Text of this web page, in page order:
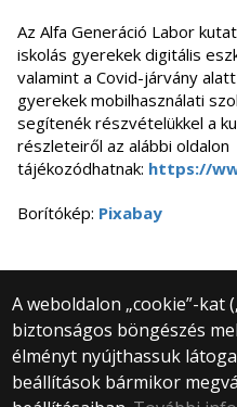
Az Alfa Generáció Labor
iskolás gyerekek digitális
valamint a Covid-járvány
gyerekek mobilhasználati
segítenék részvételükkel a
részleteiről az alábbi oldalon
tájékozódhatnak: https://
Borítókép: Pixabay
A weboldalon „cookie”-kat
biztonságos böngészés
élményt nyújthassuk
beállítások bármikor
© 2025 Eötvös
Minden
1053